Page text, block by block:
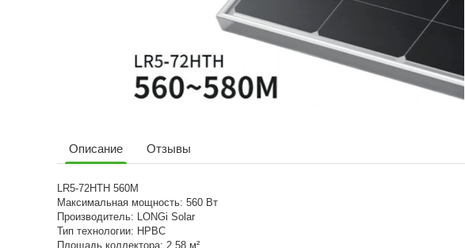
Описание Отзывы
LR5-72HTH 560M
Максимальная мощность: 560 Вт
Производитель: LONGi Solar
Тип технологии: HPBC
Площадь коллектора: 2,58 м²